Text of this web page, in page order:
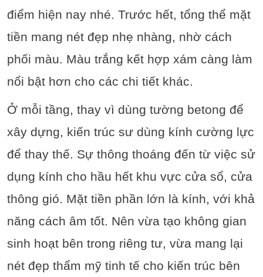
điểm hiện nay nhé. Trước hết, tổng thể mặt
tiền mang nét đẹp nhẹ nhàng, nhờ cách
phối màu. Màu trắng kết hợp xám càng làm
nổi bật hơn cho các chi tiết khác.
Ở mỗi tầng, thay vì dùng tường betong để
xây dựng, kiến trúc sư dùng kính cường lực
để thay thế. Sự thông thoáng đến từ việc sử
dụng kính cho hầu hết khu vực cửa sổ, cửa
thông gió. Mặt tiền phần lớn là kính, với khả
năng cách âm tốt. Nên vừa tạo không gian
sinh hoạt bên trong riêng tư, vừa mang lại
nét đẹp thẩm mỹ tinh tế cho kiến trúc bên